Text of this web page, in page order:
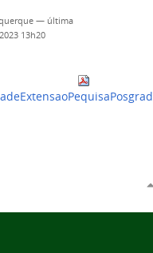
— última
13h20